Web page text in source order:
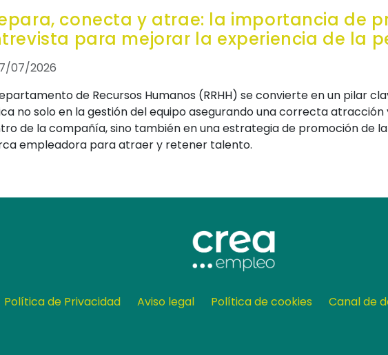
conecta y atrae: la importancia de
para mejorar la experiencia de la
07/2026
de Recursos Humanos (RRHH) se convierte en un pilar
no solo en la gestión del equipo asegurando una correcta
de la compañía, sino también en una estrategia de promoción de
empleadora para atraer y retener talento.
Política de Privacidad Aviso legal Política de cookies Canal de